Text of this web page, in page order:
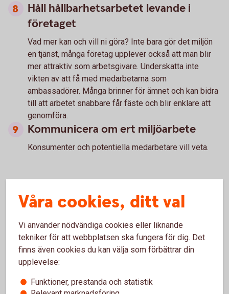
Håll hållbarhetsarbetet levande i
företaget
Vad mer kan och vill ni göra? Inte bara gör det miljön
en tjänst, många företag upplever också att man blir
mer attraktiv som arbetsgivare. Underskatta inte
vikten av att få med medarbetarna som
ambassadörer. Många brinner för ämnet och kan bidra
till att arbetet snabbare får fäste och blir enklare att
genomföra.
Kommunicera om ert miljöarbete
Konsumenter och potentiella medarbetare vill veta.
sätt fört in flera av punkterna ovan i företagens verksamhet,
såsom energieffektiviseringar, grön energi och fler digitala
möten som några tydliga exempel. Många företag har
också vässat sina hållbarhetsmål, med exempelvis krav på
färre flygresor framåt.
spara-produkter med hållbar inriktning och det är ett viktigt
Våra cookies, ditt val
Vi använder nödvändiga cookies eller liknande
tekniker för att webbplatsen ska fungera för dig. Det
finns även cookies du kan välja som förbättrar din
upplevelse:
Funktioner, prestanda och statistik